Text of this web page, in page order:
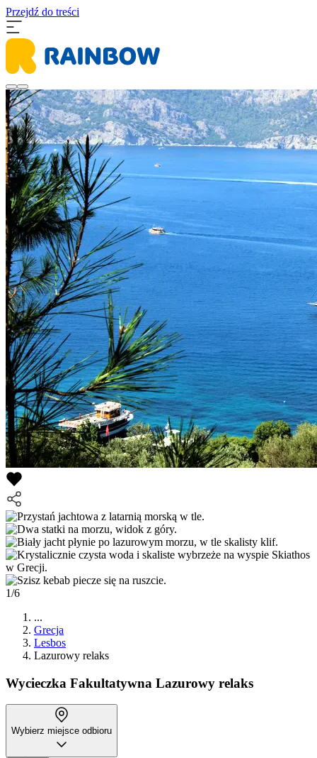
Przejdź do treści
1/6
...
Grecja
Lesbos
Lazurowy relaks
Wycieczka Fakultatywna Lazurowy relaks
Wybierz miejsce odbioru